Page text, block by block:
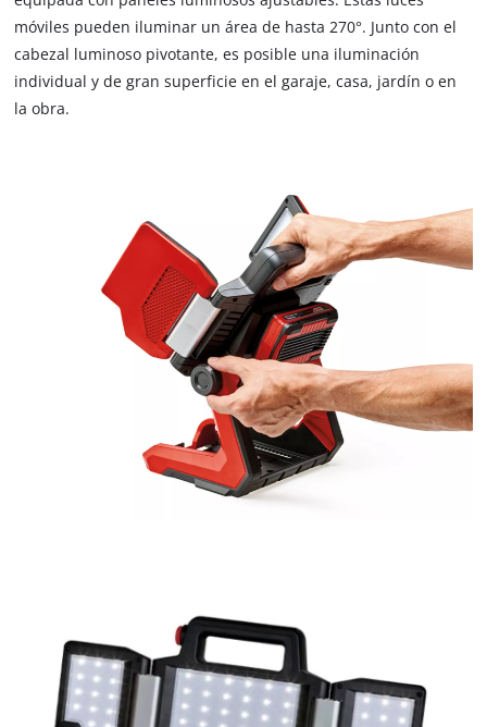
móviles pueden iluminar un área de hasta 270°. Junto con el
cabezal luminoso pivotante, es posible una iluminación
individual y de gran superficie en el garaje, casa, jardín o en
la obra.